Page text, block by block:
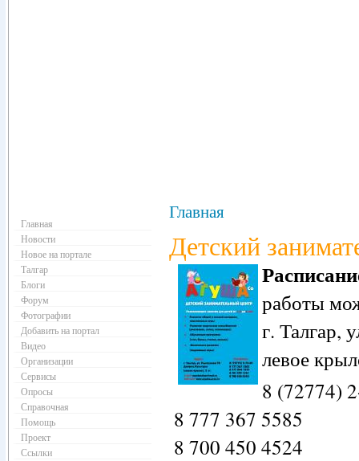
Главная
Детский
работы
г.
левое
8 (72774)
8 777 367 5585
8 700 450 4524
Главная
Новости
Новое на портале
Талгар
Блоги
Форум
Фотографии
Добавить на портал
Видео
Организации
Сервисы
Опросы
Справочная
Помощь
Проект
Ссылки